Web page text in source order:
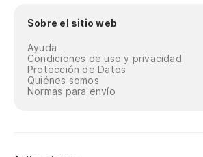
Sobre el sitio web
Ayuda
Condiciones de uso y privacidad
Protección de Datos
Quiénes somos
Normas para envío